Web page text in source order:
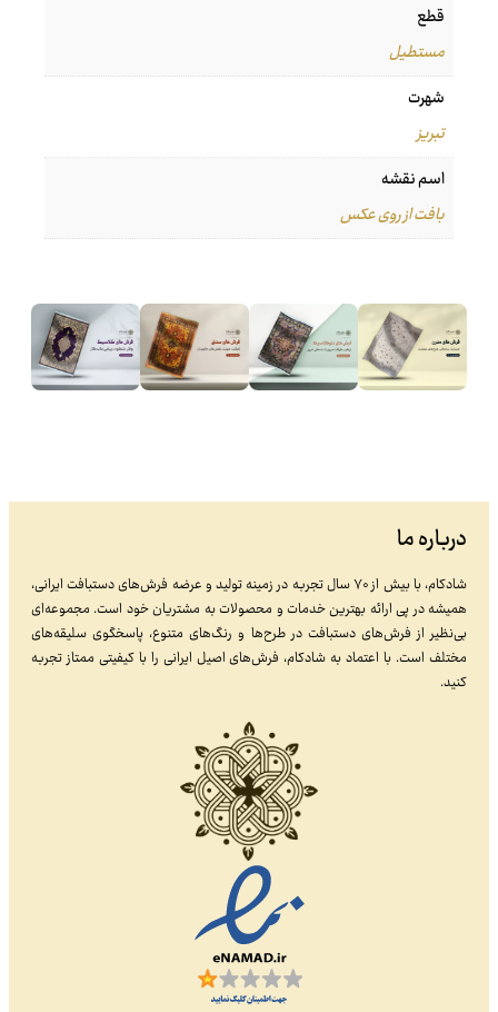
قطع
مستطیل
شهرت
تبریز
اسم نقشه
بافت از روی عکس
درباره ما
شادکام، با بیش از ۷۰ سال تجربه در زمینه تولید و عرضه فرش‌های دستبافت ایرانی،
همیشه در پی ارائه بهترین خدمات و محصولات به مشتریان خود است. مجموعه‌ای
بی‌نظیر از فرش‌های دستبافت در طرح‌ها و رنگ‌های متنوع، پاسخگوی سلیقه‌های
مختلف است. با اعتماد به شادکام، فرش‌های اصیل ایرانی را با کیفیتی ممتاز تجربه
کنید.